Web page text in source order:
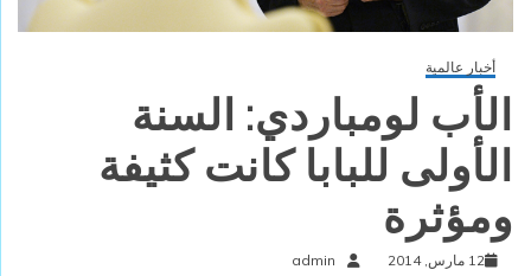
أخبار عالمية
الأب لومباردي: السنة
الأولى للبابا كانت كثيفة
ومؤثرة
12 مارس, 2014 admin